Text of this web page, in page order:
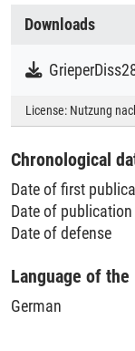
Downloads
License: Nutzung
Chronological
Date of first
Date of
Date of defense
Language of
German
Creation Context
Collections